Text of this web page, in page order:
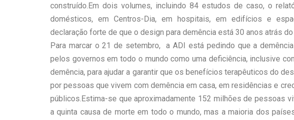
construído.Em dois volumes, incluindo 84 estudos de caso, o
domésticos, em Centros-Dia, em hospitais, em edifícios e
declaração forte de que o design para demência está 30 anos atrás
Para marcar o 21 de setembro, a ADI está pedindo que a
pelos governos em todo o mundo como uma deficiência, inclusive
demência, para ajudar a garantir que os benefícios terapêuticos do
por pessoas que vivem com demência em casa, em residências e
públicos.Estima-se que aproximadamente 152 milhões de pessoas
a quinta causa de morte em todo o mundo, mas a maioria dos